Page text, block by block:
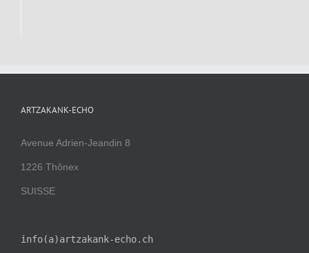
ARTZAKANK-ECHO
Avenue Adrien-Jeandin 8
1226 Thônex
SUISSE
info(a)artzakank-echo.ch